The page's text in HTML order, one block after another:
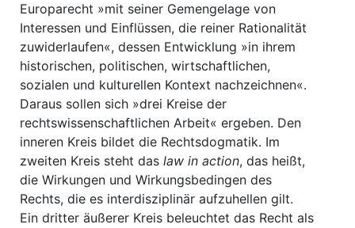
Europarecht »mit seiner Gemengelage von
Interessen und Einflüssen, die reiner Rationalität
zuwiderlaufen«, dessen Entwicklung »in ihrem
historischen, politischen, wirtschaftlichen,
sozialen und kulturellen Kontext nachzeichnen«.
Daraus sollen sich »drei Kreise der
rechtswissenschaftlichen Arbeit« ergeben. Den
inneren Kreis bildet die Rechtsdogmatik. Im
zweiten Kreis steht das law in action, das heißt,
die Wirkungen und Wirkungsbedingen des
Rechts, die es interdisziplinär aufzuhellen gilt.
Ein dritter äußerer Kreis beleuchtet das Recht als